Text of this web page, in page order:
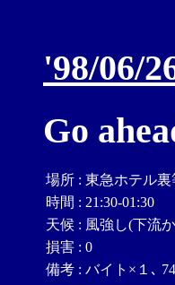
'98/06/
Go
場所 : 東急ホテル裏
時間 : 21:30-01:30
天候 : 風強し(下流
損害 : 0
備考 : バイト×１､